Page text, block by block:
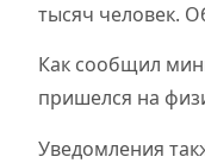
тысяч человек.
Как сообщил
пришелся на
Уведомления